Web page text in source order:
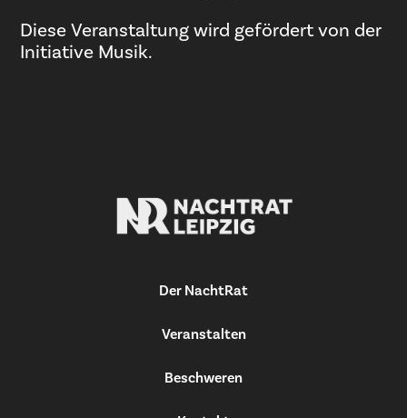
Diese Veranstaltung wird gefördert von der
Initiative Musik.
Der NachtRat
Veranstalten
Beschweren